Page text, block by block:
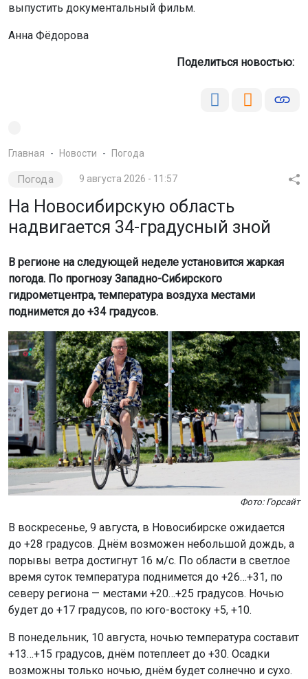
выпустить документальный фильм.
Анна Фёдорова
Поделиться новостью:
Главная Новости Погода
Погода 9 августа 2026 - 11:57
На Новосибирскую область
надвигается 34-градусный зной
В регионе на следующей неделе установится жаркая
погода. По прогнозу Западно-Сибирского
гидрометцентра, температура воздуха местами
поднимется до +34 градусов.
Фото: Горсайт
В воскресенье, 9 августа, в Новосибирске ожидается
до +28 градусов. Днём возможен небольшой дождь, а
порывы ветра достигнут 16 м/с. По области в светлое
время суток температура поднимется до +26…+31, по
северу региона — местами +20…+25 градусов. Ночью
будет до +17 градусов, по юго-востоку +5, +10.
В понедельник, 10 августа, ночью температура составит
+13…+15 градусов, днём потеплеет до +30. Осадки
возможны только ночью, днём будет солнечно и сухо.